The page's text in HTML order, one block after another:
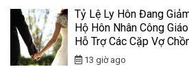
Tỷ Lệ Ly Hôn Đang
Hộ Hôn Nhân Công
Hỗ Trợ Các Cặp Vợ
13 giờ ago